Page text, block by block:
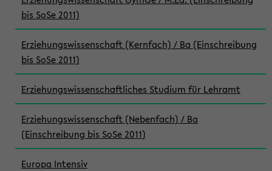
bis SoSe 2011)
Erziehungswissenschaft (Kernfach) / Ba (Einschreibung
bis SoSe 2011)
Erziehungswissenschaftliches Studium für Lehramt
Erziehungswissenschaft (Nebenfach) / Ba
(Einschreibung bis SoSe 2011)
Europa Intensiv